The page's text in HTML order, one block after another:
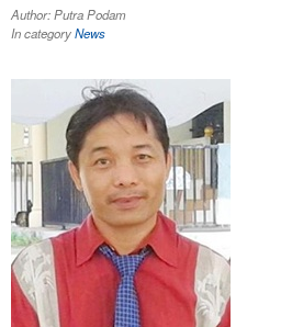
Author: Putra Podam
In categoryNews